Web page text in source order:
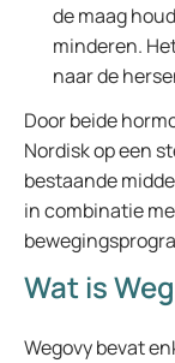
de maag
minderen.
naar de
Door beide
Nordisk op een
bestaande
in combinatie
Wat is
Wegovy bevat